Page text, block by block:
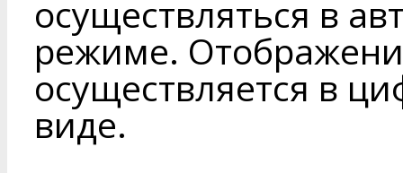
осуществляться в
режиме.
осуществляется в
виде.